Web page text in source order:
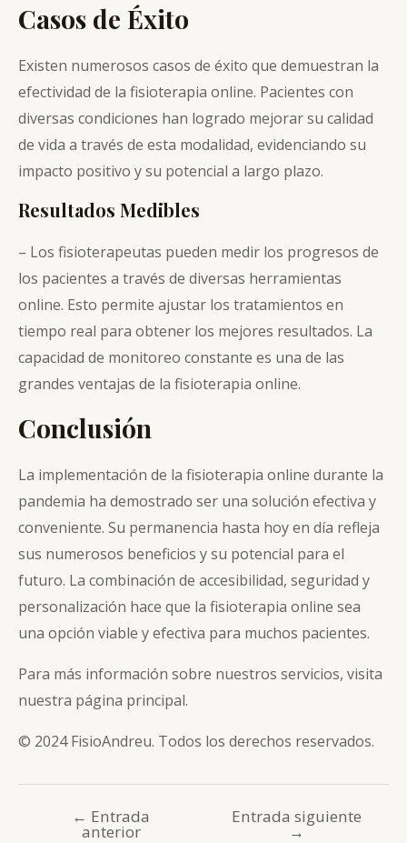
Casos de Éxito
Existen numerosos casos de éxito que demuestran la
efectividad de la fisioterapia online. Pacientes con
diversas condiciones han logrado mejorar su calidad
de vida a través de esta modalidad, evidenciando su
impacto positivo y su potencial a largo plazo.
Resultados Medibles
– Los fisioterapeutas pueden medir los progresos de
los pacientes a través de diversas herramientas
online. Esto permite ajustar los tratamientos en
tiempo real para obtener los mejores resultados. La
capacidad de monitoreo constante es una de las
grandes ventajas de la fisioterapia online.
Conclusión
La implementación de la fisioterapia online durante la
pandemia ha demostrado ser una solución efectiva y
conveniente. Su permanencia hasta hoy en día refleja
sus numerosos beneficios y su potencial para el
futuro. La combinación de accesibilidad, seguridad y
personalización hace que la fisioterapia online sea
una opción viable y efectiva para muchos pacientes.
Para más información sobre nuestros servicios, visita
nuestra página principal.
© 2024 FisioAndreu. Todos los derechos reservados.
Navegación
← Entrada
anterior
Entrada siguiente
→